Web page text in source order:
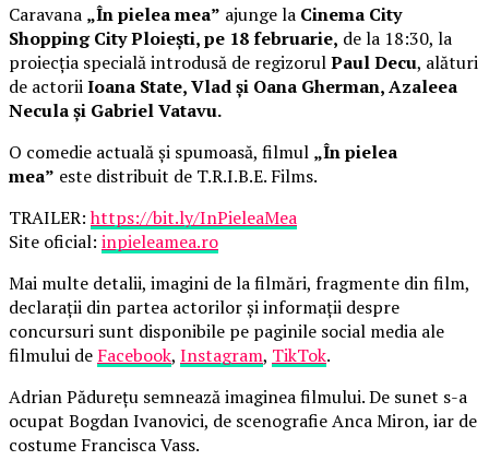
Caravana „În pielea mea” ajunge la Cinema City
Shopping City Ploiești, pe 18 februarie, de la 18:30, la
proiecția specială introdusă de regizorulPaul Decu, alături
de actoriiIoana State, Vlad și Oana Gherman, Azaleea
Necula și Gabriel Vatavu.
O comedie actuală și spumoasă, filmul „În pielea
mea” este distribuit de T.R.I.B.E. Films.
TRAILER:https://bit.ly/InPieleaMea
Site oficial: inpieleamea.ro
Mai multe detalii, imagini de la filmări, fragmente din film,
declarații din partea actorilor și informații despre
concursuri sunt disponibile pe paginile social media ale
filmului de Facebook, Instagram, TikTok.
Adrian Pădurețu semnează imaginea filmului. De sunet s-a
ocupat Bogdan Ivanovici, de scenografie Anca Miron, iar de
costume Francisca Vass.